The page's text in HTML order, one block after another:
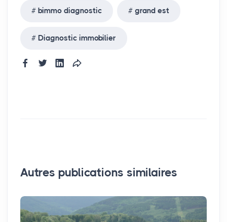
bimmo diagnostic grand est
Diagnostic immobilier
Autres publications similaires